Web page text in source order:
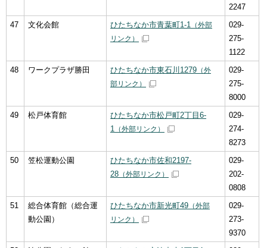
2247
47
文化会館 ひたちなか市青葉町1-1
（外部
リンク）
029-
275-
1122
48
ワークプラザ勝田 ひたちなか市東石川1279 （外
部リンク）
029-
275-
8000
49
松戸体育館
ひたちなか市松戸町2丁目6-
1
（外部リンク）
029-
274-
8273
50
笠松運動公園
ひたちなか市佐和2197-
28 （外部リンク）
029-
202-
0808
51
総合体育館（総合運
動公園）
ひたちなか市新光町49 （外部
リンク）
029-
273-
9370